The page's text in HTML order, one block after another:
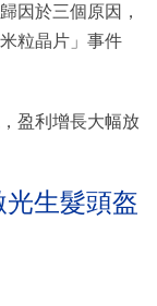
因於三個原因，
粒晶片」事件
盈利增長大幅放
生髮頭盔